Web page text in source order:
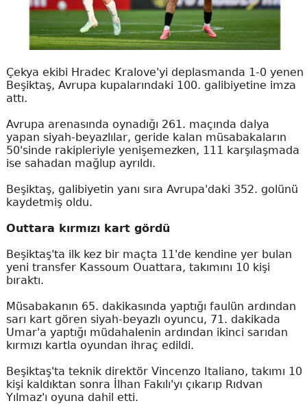
Çekya ekibi Hradec Kralove'yi deplasmanda 1-0 yenen
Beşiktaş, Avrupa kupalarındaki 100. galibiyetine imza
attı.
Avrupa arenasında oynadığı 261. maçında dalya
yapan siyah-beyazlılar, geride kalan müsabakaların
50'sinde rakipleriyle yenişemezken, 111 karşılaşmada
ise sahadan mağlup ayrıldı.
Beşiktaş, galibiyetin yanı sıra Avrupa'daki 352. golünü
kaydetmiş oldu.
Outtara kırmızı kart gördü
Beşiktaş'ta ilk kez bir maçta 11'de kendine yer bulan
yeni transfer Kassoum Ouattara, takımını 10 kişi
bıraktı.
Müsabakanın 65. dakikasında yaptığı faulün ardından
sarı kart gören siyah-beyazlı oyuncu, 71. dakikada
Umar'a yaptığı müdahalenin ardından ikinci sarıdan
kırmızı kartla oyundan ihraç edildi.
Beşiktaş'ta teknik direktör Vincenzo Italiano, takımı 10
kişi kaldıktan sonra İlhan Fakılı'yı çıkarıp Rıdvan
Yılmaz'ı oyuna dahil etti.